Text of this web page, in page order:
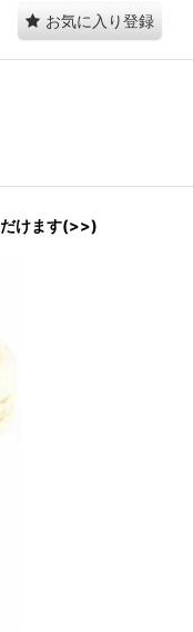
お気に入り登録
けます(>>)